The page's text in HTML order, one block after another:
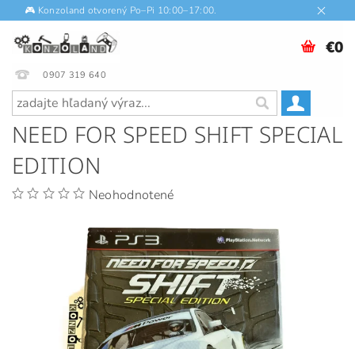
🎮 Konzoland otvorený Po–Pi 10:00–17:00.
0907 319 640
€0
NEED FOR SPEED SHIFT SPECIAL
EDITION
Neohodnotené